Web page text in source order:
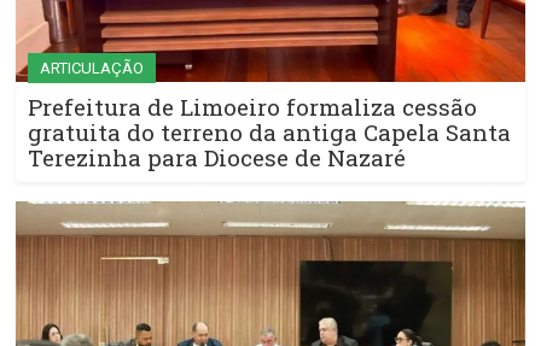
ARTICULAÇÃO
Prefeitura de Limoeiro formaliza cessão
gratuita do terreno da antiga Capela Santa
Terezinha para Diocese de Nazaré